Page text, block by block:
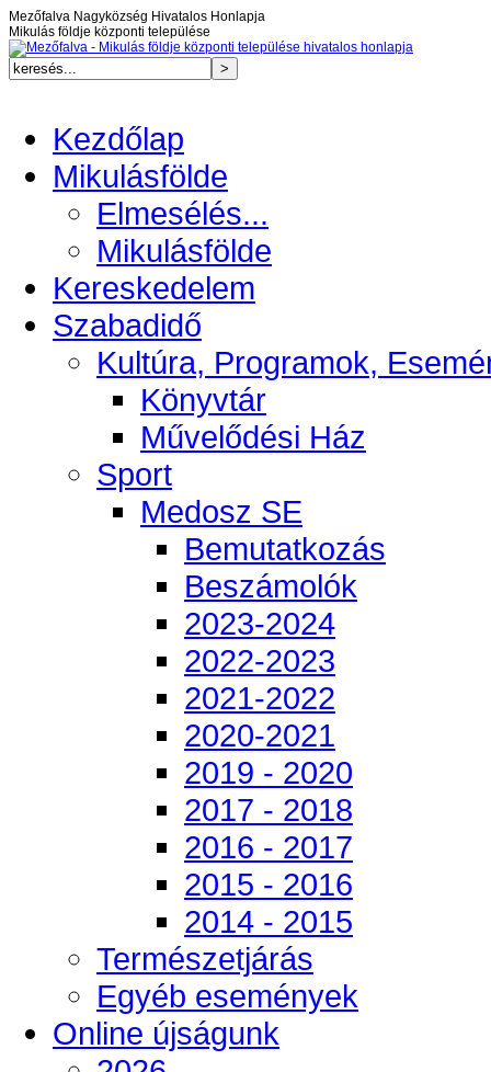
Mezőfalva Nagyközség Hivatalos Honlapja
Mikulás földje központi települése
Kezdőlap
Mikulásfölde
Elmesélés...
Mikulásfölde
Kereskedelem
Szabadidő
Kultúra, Programok,
Könyvtár
Művelődési Ház
Sport
Medosz SE
Bemutatkozás
Beszámolók
2023-2024
2022-2023
2021-2022
2020-2021
2019 - 2020
2017 - 2018
2016 - 2017
2015 - 2016
2014 - 2015
Természetjárás
Egyéb események
Online újságunk